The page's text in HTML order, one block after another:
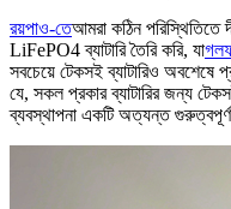
রয়পাও-তেআমরা কঠিন পরিস্থিতিতে
LiFePO4 ব্যাটারি তৈরি করি, যা
সবচেয়ে টেকসই ব্যাটারিও অবশেষে
যে, সকল প্রকার ব্যাটারির জন্য
ব্যবস্থাপনা একটি অত্যন্ত